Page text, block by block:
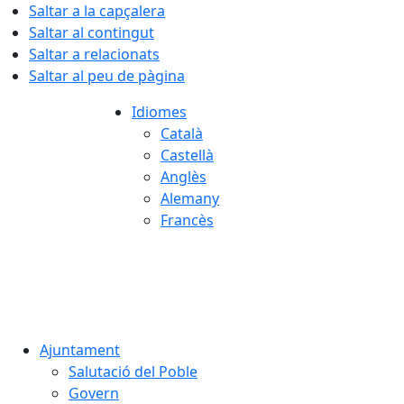
Saltar a la capçalera
Saltar al contingut
Saltar a relacionats
Saltar al peu de pàgina
Idiomes
Català
Castellà
Anglès
Alemany
Francès
Ajuntament
Salutació del Poble
Govern